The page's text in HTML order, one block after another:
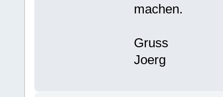
machen.
Gruss
Joerg